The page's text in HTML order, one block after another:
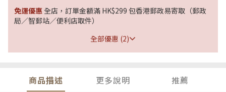
免運優惠全店，訂單金額滿 HK$299 包香港郵政易寄取（郵政
局／智郵站／便利店取件）
全部優惠 (2)
商品描述 更多說明 推薦